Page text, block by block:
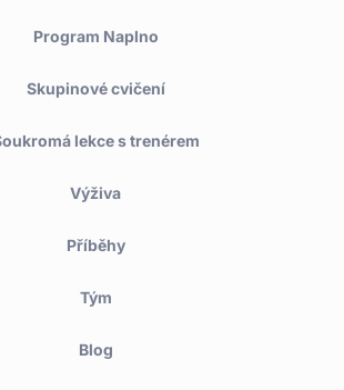
Program Naplno
Skupinové cvičení
lekce s trenérem
Výživa
Příběhy
Tým
Blog